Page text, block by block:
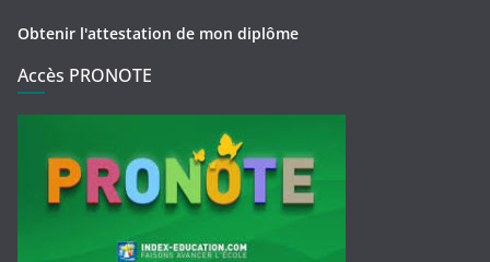
Obtenir l'attestation de mon diplôme
Accès PRONOTE